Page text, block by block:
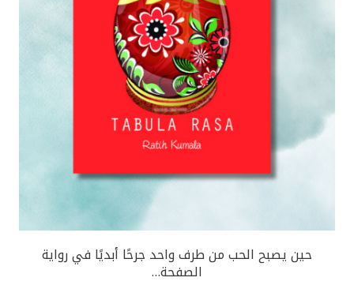
حين يصبح الحب من طرف واحد جرحًا أبديًا في رواية
الصفحة…